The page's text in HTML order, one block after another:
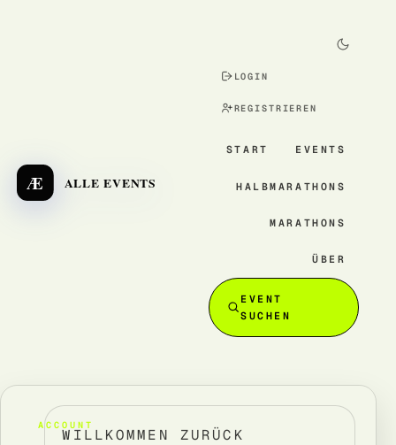
Æ ALLE EVENTS
LOGIN
REGISTRIEREN
START EVENTS
HALBMARATHONS
MARATHONS
ÜBER
EVENT
SUCHEN
ACCOUNT
WILLKOMMEN ZURÜCK